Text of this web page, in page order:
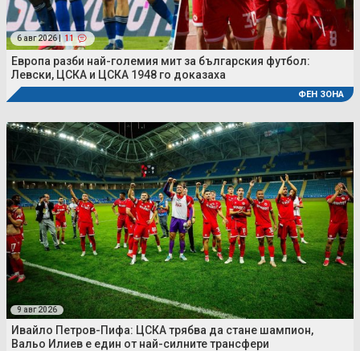
6 авг 2026 | 11
Европа разби най-големия мит за българския футбол:
Левски, ЦСКА и ЦСКА 1948 го доказаха
ФЕН ЗОНА
9 авг 2026
Ивайло Петров-Пифа: ЦСКА трябва да стане шампион,
Вальо Илиев е един от най-силните трансфери